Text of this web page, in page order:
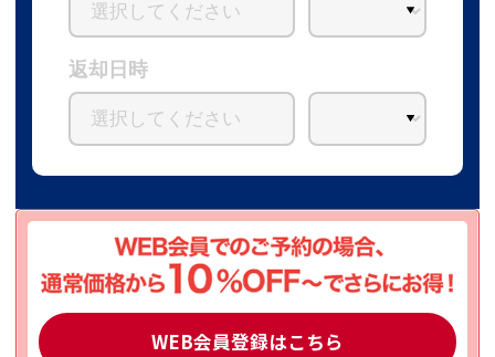
返却日時
WEB会員登録はこちら